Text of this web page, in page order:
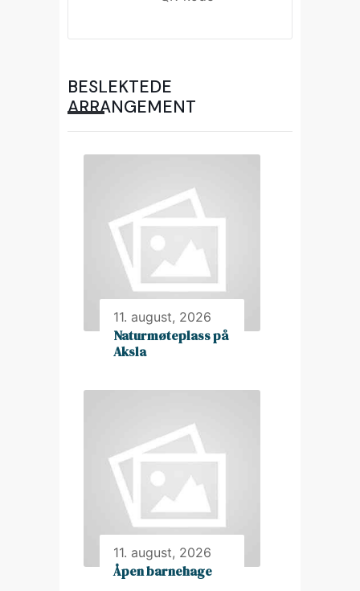
BESLEKTEDE
ARRANGEMENT
11. august, 2026
Naturmøteplass på
Aksla
11. august, 2026
Åpen barnehage